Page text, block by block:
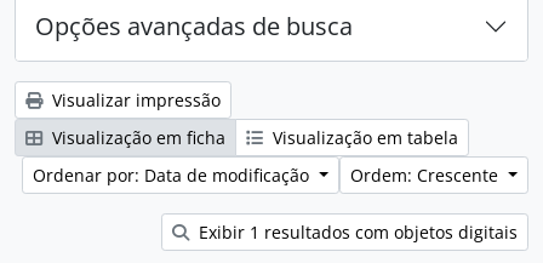
Opções avançadas de busca
Visualizar impressão
Visualização em ficha
Visualização em tabela
Ordenar por: Data de modificação
Ordem: Crescente
Exibir 1 resultados com objetos digitais